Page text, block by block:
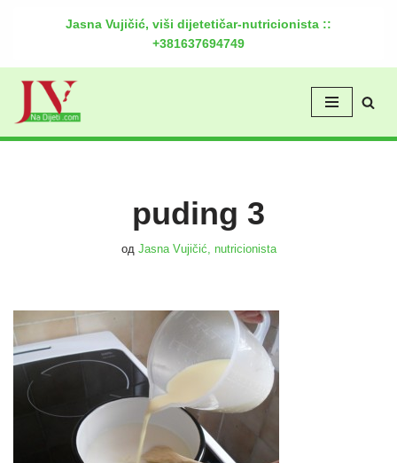
Jasna Vujičić, viši dijetetičar-nutricionista ::
+381637694749
puding 3
од Jasna Vujičić, nutricionista